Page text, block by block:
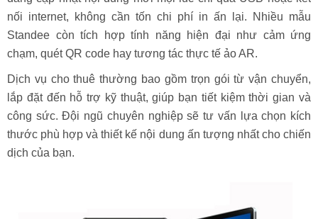
nối internet, không cần tốn chi phí in ấn lại. Nhiều mẫu
Standee còn tích hợp tính năng hiện đại như cảm ứng
chạm, quét QR code hay tương tác thực tế ảo AR.
Dịch vụ cho thuê thường bao gồm trọn gói từ vận chuyển,
lắp đặt đến hỗ trợ kỹ thuật, giúp bạn tiết kiệm thời gian và
công sức. Đội ngũ chuyên nghiệp sẽ tư vấn lựa chọn kích
thước phù hợp và thiết kế nội dung ấn tượng nhất cho chiến
dịch của bạn.